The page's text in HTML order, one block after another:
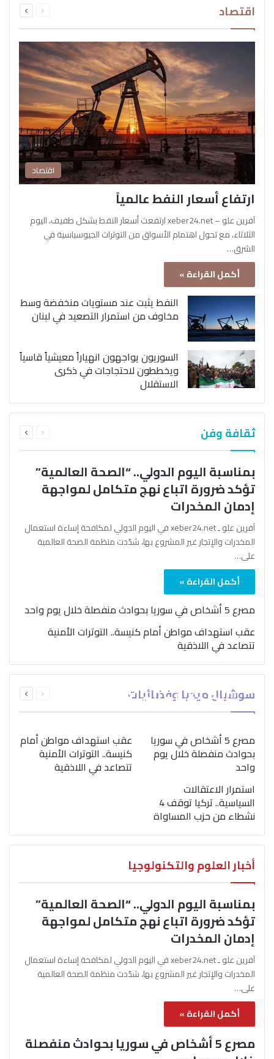
اقتصاد الصفحةالصفحة
اقتصاد
ارتفاع أسعار النفط عالمياً
آفرين علو – xeber24.net ارتفعت أسعار النفط بشكل طفيف، اليوم
الثلاثاء، مع تحول اهتمام الأسواق من التوترات الجيوسياسية في
الشرق…
أكمل القراءة »
النفط يثبت عند مستويات منخفضة وسط
مخاوف من استمرار التصعيد في لبنان
السوريون يواجهون انهياراً معيشياً قاسياً
ويخططون لاحتجاجات في ذكرى
الاستقلال
ثقافة وفن الصفحةالصفحة
بمناسبة اليوم الدولي.. “الصحة العالمية”
تؤكد ضرورة اتباع نهج متكامل لمواجهة
إدمان المخدرات
آفرين علو ـ xeber24.net في اليوم الدولي لمكافحة إساءة استعمال
المخدرات والإتجار غير المشروع بها، شدّدت منظمة الصحة العالمية
على…
أكمل القراءة »
مصرع 5 أشخاص في سوريا بحوادث منفصلة خلال يوم واحد
عقب استهداف مواطن أمام كنيسة.. التوترات الأمنية
تتصاعد في اللاذقية
سوشيال ميديا وفضائيات الصفحةالصفحة
بمناسبة اليوم الدولي..
“الصحة العالمية” تؤكد
ضرورة اتباع نهج متكامل
لمواجهة إدمان المخدرات
مصرع 5 أشخاص في سوريا
بحوادث منفصلة خلال يوم
واحد
عقب استهداف مواطن أمام
كنيسة.. التوترات الأمنية
تتصاعد في اللاذقية
استمرار الاعتقالات
السياسية.. تركيا توقف 4
نشطاء من حزب المساواة
أخبار العلوم والتكنولوجيا
بمناسبة اليوم الدولي.. “الصحة العالمية”
تؤكد ضرورة اتباع نهج متكامل لمواجهة
إدمان المخدرات
آفرين علو ـ xeber24.net في اليوم الدولي لمكافحة إساءة استعمال
المخدرات والإتجار غير المشروع بها، شدّدت منظمة الصحة العالمية
على…
أكمل القراءة »
مصرع 5 أشخاص في سوريا بحوادث منفصلة